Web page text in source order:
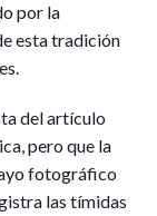
por la
esta tradición
del artículo
pero que la
fotográfico
las tímidas